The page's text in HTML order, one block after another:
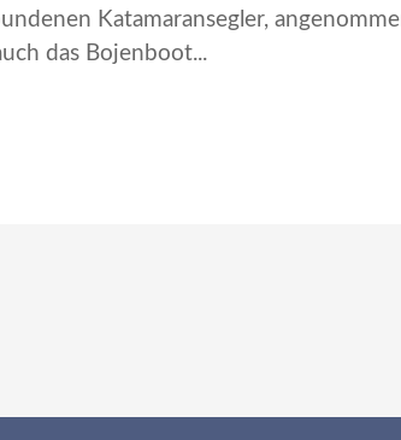
Katamaransegler,
das Bojenboot...